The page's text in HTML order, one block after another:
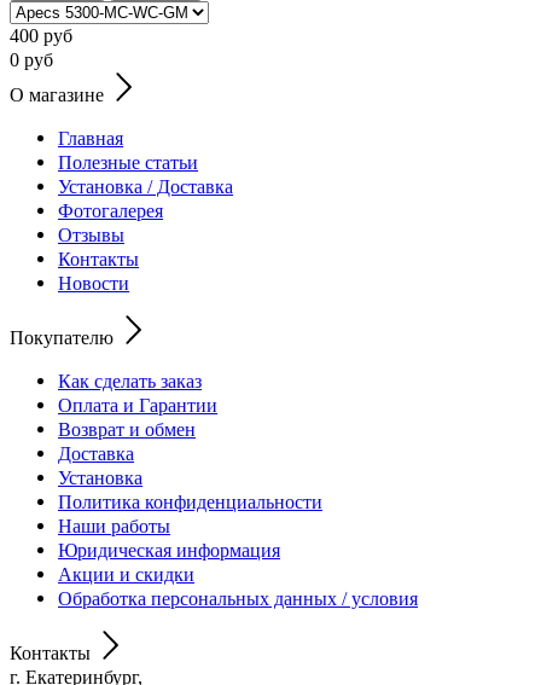
400 руб
0 руб
О магазине
Главная
Полезные статьи
Установка / Доставка
Фотогалерея
Отзывы
Контакты
Новости
Покупателю
Как сделать заказ
Оплата и Гарантии
Возврат и обмен
Доставка
Установка
Политика конфиденциальности
Наши работы
Юридическая информация
Акции и скидки
Обработка персональных данных / условия
Контакты
г. Екатеринбург,